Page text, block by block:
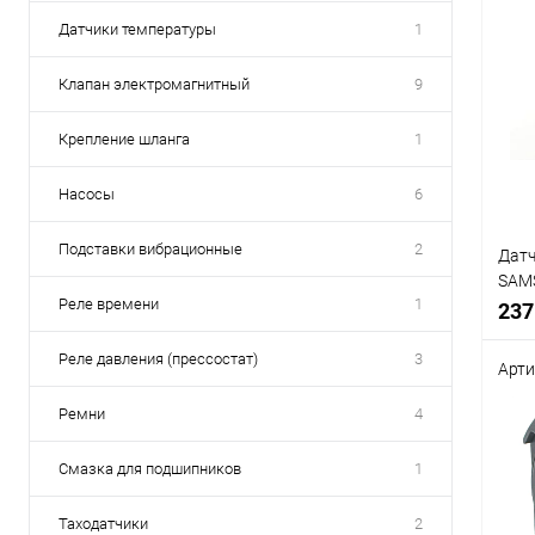
Датчики температуры 1
Клапан электромагнитный 9
Крепление шланга 1
Насосы 6
Подставки вибрационные 2
Реле времени 1
Реле давления (прессостат) 3
Ремни 4
Смазка для подшипников 1
Таходатчики 2